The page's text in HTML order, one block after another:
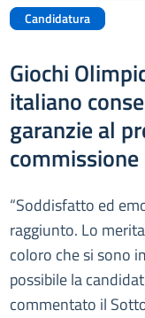
Candidatura
Giochi
italiano
garanzie al
commissione
“Soddisfatto ed
raggiunto. Lo
coloro che si sono
possibile la
commentato il